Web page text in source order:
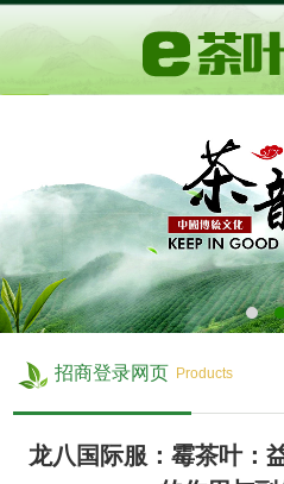
招商登录网页 Products
龙八国际服：霉茶叶：